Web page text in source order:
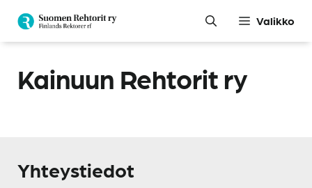
sisältöön
Valikko
Kainuun Rehtorit ry
Yhteystiedot